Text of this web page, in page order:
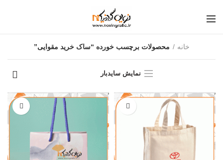
خانه محصولات برچسب خورده “ساک خرید مقوایی”
نمایش سایدبار